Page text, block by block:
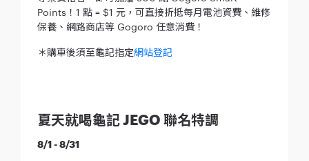
Points！1 點 = $1 元，可直接折抵每月電池資費、維修
保養、網路商店等 Gogoro 任意消費！
＊購車後須至龜記指定網站登記
夏天就喝龜記 JEGO 聯名特調
8/1 - 8/31